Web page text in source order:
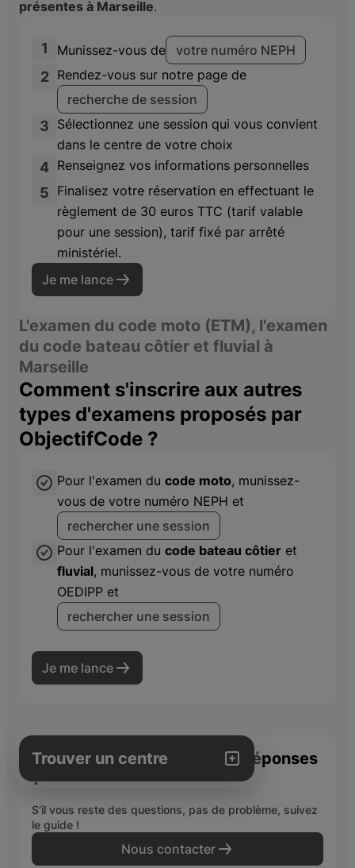
présentes à Marseille.
1 Munissez-vous de votre numéro NEPH
2 Rendez-vous sur notre page de
recherche de session
3 Sélectionnez une session qui vous convient
dans le centre de votre choix
4 Renseignez vos informations personnelles
5 Finalisez votre réservation en effectuant le
règlement de 30 euros TTC (tarif valable
pour une session), tarif fixé par arrêté
ministériel.
Je me lance
L'examen du code moto (ETM), l'examen
du code bateau côtier et fluvial à
Marseille
Comment s'inscrire aux autres
types d'examens proposés par
ObjectifCode ?
Pour l'examen du code moto, munissez-
vous de votre numéro NEPH et
rechercher une session
Pour l'examen du code bateau côtier et
fluvial, munissez-vous de votre numéro
OEDIPP et
rechercher une session
Je me lance
Trouver un centre
Trouver un centre
Vous n’avez pas trouvé vos réponses
?
S’il vous reste des questions, pas de problème, suivez
le guide !
Nous contacter